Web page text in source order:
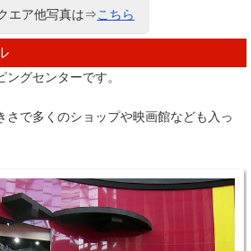
エア他写真は⇒こちら
グセンターです。
さで多くのショップや映画館なども入っ